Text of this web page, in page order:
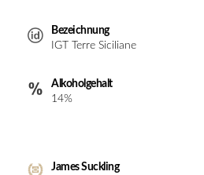
Bezeichnung
IGT Terre Siciliane
Alkoholgehalt
14%
James Suckling